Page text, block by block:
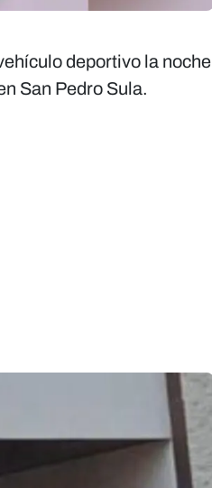
deportivo la noche
San Pedro Sula.